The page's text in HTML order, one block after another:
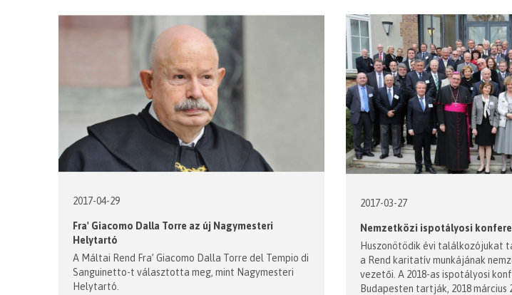
2017-04-29
Fra' Giacomo Dalla Torre az új Nagymesteri
Helytartó
A Máltai Rend Fra’ Giacomo Dalla Torre del Tempio di
Sanguinetto-t választotta meg, mint Nagymesteri
Helytartó.
2017-03-27
Nemzetközi ispotályosi
Huszonötödik évi találkozójukat
a Rend karitatív munkájának
vezetői. A 2018-as ispotályosi
Budapesten tartják, 2018 március